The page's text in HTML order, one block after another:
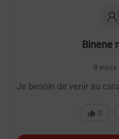
Binene
8 mois
Je besoin de venir au
0